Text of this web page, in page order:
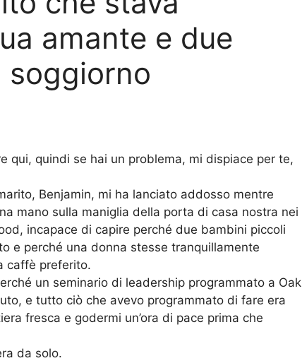
amante e due
soggiorno
qui, quindi se hai un problema, mi dispiace per te,
Benjamin, mi ha lanciato addosso mentre
mano sulla maniglia della porta di casa nostra nei
incapace di capire perché due bambini piccoli
e perché una donna stesse tranquillamente
caffè preferito.
un seminario di leadership programmato a Oak
e tutto ciò che avevo programmato di fare era
fresca e godermi un’ora di pace prima che
da solo.